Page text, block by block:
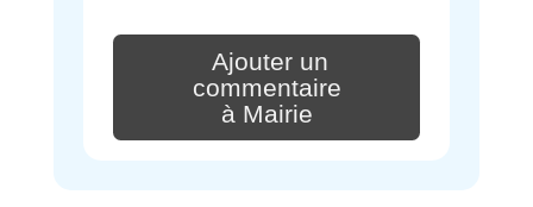
Ajouter un
commentaire
à Mairie